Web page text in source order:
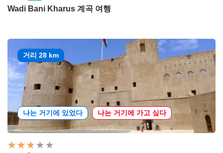
Wadi Bani Kharus 계곡 여행
거리 28 km
나는 거기에 있었다 나는 거기에 가고 싶다